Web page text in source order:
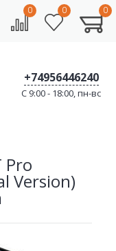
0 0 0
+74956446240
C 9:00 - 18:00, пн-вс
Pro
Version)